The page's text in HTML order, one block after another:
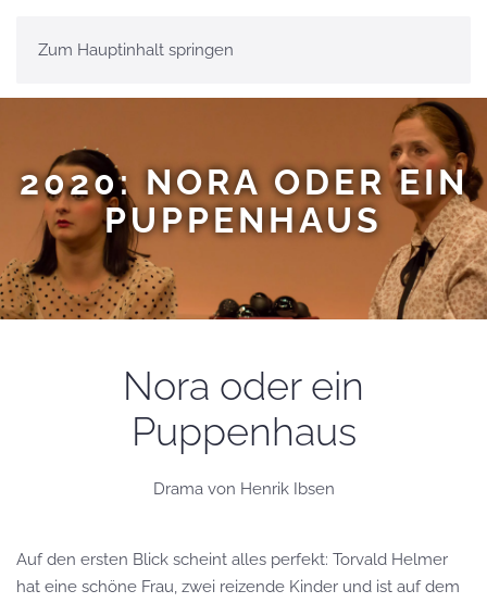
Zum Hauptinhalt springen
2020: NORA ODER EIN
PUPPENHAUS
Nora oder ein
Puppenhaus
Drama von Henrik Ibsen
Auf den ersten Blick scheint alles perfekt: Torvald Helmer
hat eine schöne Frau, zwei reizende Kinder und ist auf dem